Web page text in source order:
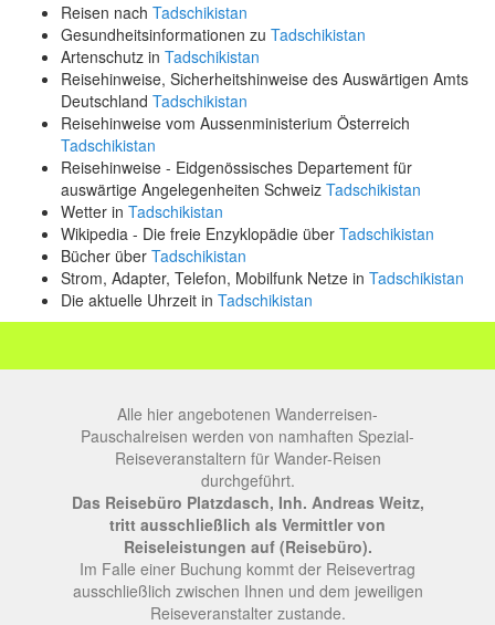
Reisen nach Tadschikistan
Gesundheitsinformationen zu Tadschikistan
Artenschutz in Tadschikistan
Reisehinweise, Sicherheitshinweise des Auswärtigen Amts
Deutschland Tadschikistan
Reisehinweise vom Aussenministerium Österreich
Tadschikistan
Reisehinweise - Eidgenössisches Departement für
auswärtige Angelegenheiten Schweiz Tadschikistan
Wetter in Tadschikistan
Wikipedia - Die freie Enzyklopädie über Tadschikistan
Bücher über Tadschikistan
Strom, Adapter, Telefon, Mobilfunk Netze in Tadschikistan
Die aktuelle Uhrzeit in Tadschikistan
Alle hier angebotenen Wanderreisen-
Pauschalreisen werden von namhaften Spezial-
Reiseveranstaltern für Wander-Reisen
durchgeführt.
Das Reisebüro Platzdasch, Inh. Andreas Weitz,
tritt ausschließlich als Vermittler von
Reiseleistungen auf (Reisebüro).
Im Falle einer Buchung kommt der Reisevertrag
ausschließlich zwischen Ihnen und dem jeweiligen
Reiseveranstalter zustande.